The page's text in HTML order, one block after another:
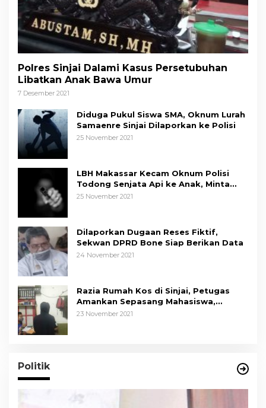
Polres Sinjai Dalami Kasus Persetubuhan
Libatkan Anak Bawa Umur
7 Desember 2021
Diduga Pukul Siswa SMA, Oknum Lurah
Samaenre Sinjai Dilaporkan ke Polisi
25 November 2021
LBH Makassar Kecam Oknum Polisi
Todong Senjata Api ke Anak, Minta
Kapolda Sulsel Tindak Tegas
25 November 2021
Dilaporkan Dugaan Reses Fiktif,
Sekwan DPRD Bone Siap Berikan Data
24 November 2021
Razia Rumah Kos di Sinjai, Petugas
Amankan Sepasang Mahasiswa,
Mengaku Berpacaran
23 November 2021
Politik